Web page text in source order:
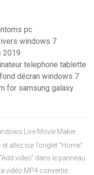
pc
windows 7
2019
telephone tablette
décran windows 7
for samsung galaxy
Live Movie Maker:
allez sur l’onglet "Home"
video" dans le panneau
vidéo MP4 convertie.